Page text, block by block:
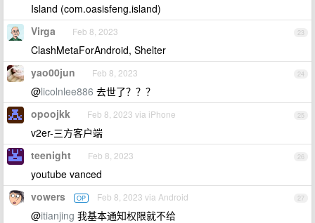
Island (com.oasisfeng.island)
23
Virga Feb 8, 2023
ClashMetaForAndroid, Shelter
24
yao00jun Feb 8, 2023
@licolnlee886 去世了？？？
25
opoojkk Feb 8, 2023 via iPhone
v2er-三方客户端
26
teenight Feb 8, 2023
youtube vanced
27
vowers OP Feb 8, 2023 via Android
@itianjing 我基本通知权限就不给